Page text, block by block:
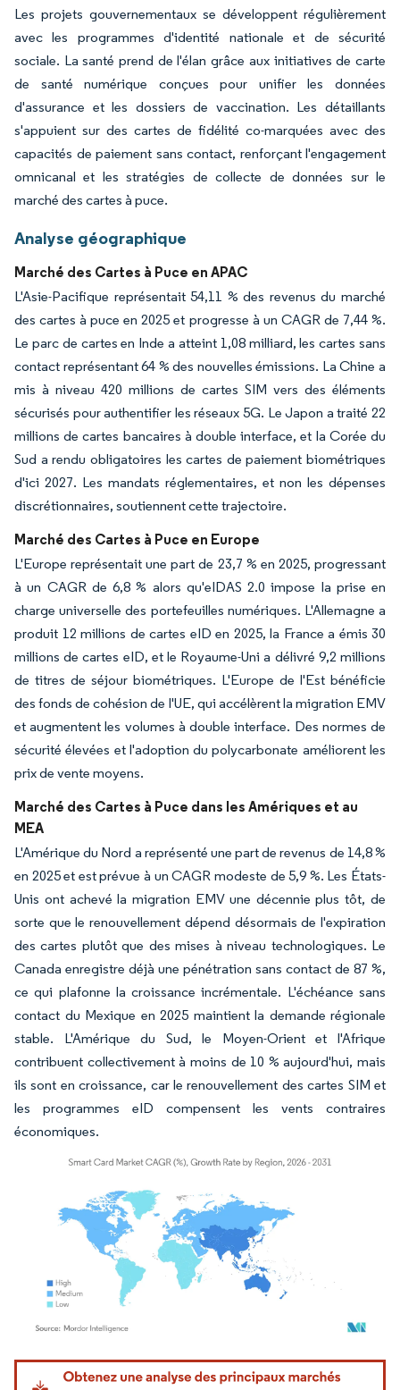
Les projets gouvernementaux se développent régulièrement
avec les programmes d'identité nationale et de sécurité
sociale. La santé prend de l'élan grâce aux initiatives de carte
de santé numérique conçues pour unifier les données
d'assurance et les dossiers de vaccination. Les détaillants
s'appuient sur des cartes de fidélité co-marquées avec des
capacités de paiement sans contact, renforçant l'engagement
omnicanal et les stratégies de collecte de données sur le
marché des cartes à puce.
Analyse géographique
Marché des Cartes à Puce en APAC
L'Asie-Pacifique représentait 54,11 % des revenus du marché
des cartes à puce en 2025 et progresse à un CAGR de 7,44 %.
Le parc de cartes en Inde a atteint 1,08 milliard, les cartes sans
contact représentant 64 % des nouvelles émissions. La Chine a
mis à niveau 420 millions de cartes SIM vers des éléments
sécurisés pour authentifier les réseaux 5G. Le Japon a traité 22
millions de cartes bancaires à double interface, et la Corée du
Sud a rendu obligatoires les cartes de paiement biométriques
d'ici 2027. Les mandats réglementaires, et non les dépenses
discrétionnaires, soutiennent cette trajectoire.
Marché des Cartes à Puce en Europe
L'Europe représentait une part de 23,7 % en 2025, progressant
à un CAGR de 6,8 % alors qu'eIDAS 2.0 impose la prise en
charge universelle des portefeuilles numériques. L'Allemagne a
produit 12 millions de cartes eID en 2025, la France a émis 30
millions de cartes eID, et le Royaume-Uni a délivré 9,2 millions
de titres de séjour biométriques. L'Europe de l'Est bénéficie
des fonds de cohésion de l'UE, qui accélèrent la migration EMV
et augmentent les volumes à double interface. Des normes de
sécurité élevées et l'adoption du polycarbonate améliorent les
prix de vente moyens.
Marché des Cartes à Puce dans les Amériques et au
MEA
L'Amérique du Nord a représenté une part de revenus de 14,8 %
en 2025 et est prévue à un CAGR modeste de 5,9 %. Les États-
Unis ont achevé la migration EMV une décennie plus tôt, de
sorte que le renouvellement dépend désormais de l'expiration
des cartes plutôt que des mises à niveau technologiques. Le
Canada enregistre déjà une pénétration sans contact de 87 %,
ce qui plafonne la croissance incrémentale. L'échéance sans
contact du Mexique en 2025 maintient la demande régionale
stable. L'Amérique du Sud, le Moyen-Orient et l'Afrique
contribuent collectivement à moins de 10 % aujourd'hui, mais
ils sont en croissance, car le renouvellement des cartes SIM et
les programmes eID compensent les vents contraires
économiques.
Image © Mordor Intelligence. La réutilisation nécessite une attribution sous CC BY